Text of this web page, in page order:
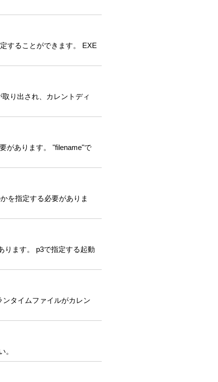
することができます。 EXE
り出され、カレントディ
があります。 "filename"で
を指定する必要がありま
ります。 p3で指定する起動
タイムファイルがカレン
。